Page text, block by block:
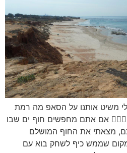
משיט אותנו על הסאפ מה רמת
הכיף בחוף מכמורת  5/5 אם אתם מחפשים חוף ים שבו
מצאתי את החוף המושלם
שממש כיף לשחק בוא עם